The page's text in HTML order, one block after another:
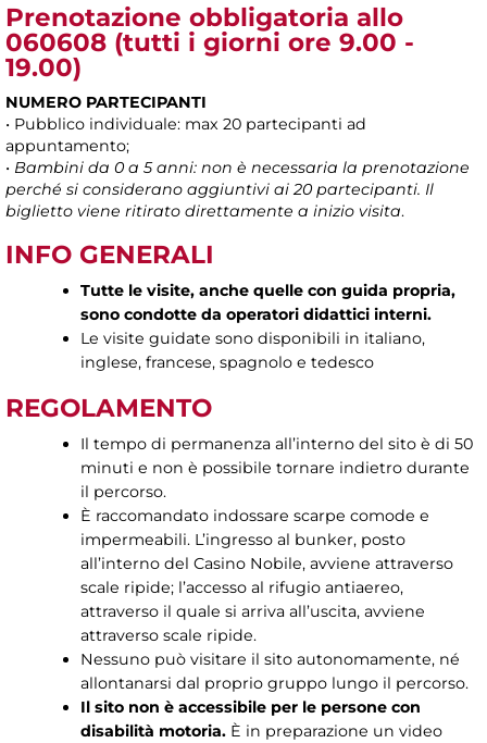
Prenotazione obbligatoria allo
060608 (tutti i giorni ore 9.00 -
19.00)
NUMERO PARTECIPANTI
• Pubblico individuale: max 20 partecipanti ad
appuntamento;
• Bambini da 0 a 5 anni: non è necessaria la prenotazione
perché si considerano aggiuntivi ai 20 partecipanti. Il
biglietto viene ritirato direttamente a inizio visita.
INFO GENERALI
Tutte le visite, anche quelle con guida propria,
sono condotte da operatori didattici interni.
Le visite guidate sono disponibili in italiano,
inglese, francese, spagnolo e tedesco
REGOLAMENTO
Il tempo di permanenza all’interno del sito è di 50
minuti e non è possibile tornare indietro durante
il percorso.
È raccomandato indossare scarpe comode e
impermeabili. L’ingresso al bunker, posto
all’interno del Casino Nobile, avviene attraverso
scale ripide; l’accesso al rifugio antiaereo,
attraverso il quale si arriva all’uscita, avviene
attraverso scale ripide.
Nessuno può visitare il sito autonomamente, né
allontanarsi dal proprio gruppo lungo il percorso.
Il sito non è accessibile per le persone con
disabilità motoria.È in preparazione un video